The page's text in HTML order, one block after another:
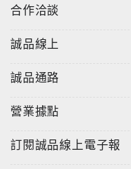
合作洽談
誠品線上
誠品通路
營業據點
訂閱誠品線上電子報